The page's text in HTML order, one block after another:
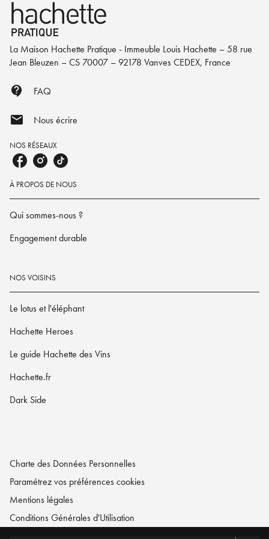
La Maison Hachette Pratique - Immeuble Louis Hachette – 58 rue
Jean Bleuzen – CS 70007 – 92178 Vanves CEDEX, France
contact_support FAQ
mail Nous écrire
NOS RÉSEAUX
À PROPOS DE NOUS
Qui sommes-nous ?
Engagement durable
NOS VOISINS
Le lotus et l'éléphant
Hachette Heroes
Le guide Hachette des Vins
Hachette.fr
Dark Side
Charte des Données Personnelles
Paramétrez vos préférences cookies
Mentions légales
Conditions Générales d'Utilisation